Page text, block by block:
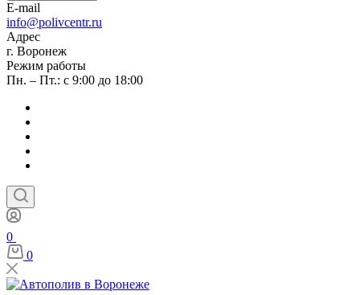
E-mail
info@polivcentr.ru
Адрес
г. Воронеж
Режим работы
Пн. – Пт.: с 9:00 до 18:00
0
0